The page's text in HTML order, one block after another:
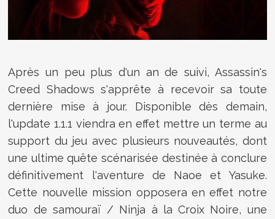
Après un peu plus d'un an de suivi, Assassin's
Creed Shadows s'apprête à recevoir sa toute
dernière mise à jour. Disponible dès demain,
l'update 1.1.1 viendra en effet mettre un terme au
support du jeu avec plusieurs nouveautés, dont
une ultime quête scénarisée destinée à conclure
définitivement l'aventure de Naoe et Yasuke.
Cette nouvelle mission opposera en effet notre
duo de samouraï / Ninja à la Croix Noire, une